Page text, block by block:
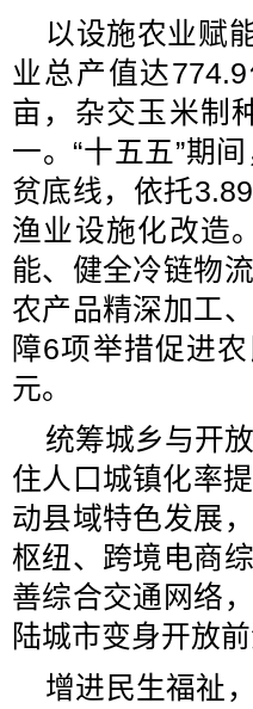
以设施农业赋
业总产值达
亩，杂交玉米制
一。“十五五”期
贫底线，依托
渔业设施化改造
能、健全冷链物
农产品精深加工
障6项举措促进
元。
统筹城乡与开
住人口城镇化率
动县域特色发展
枢纽、跨境电商
善综合交通网络
陆城市变身开放前
增进民生福祉